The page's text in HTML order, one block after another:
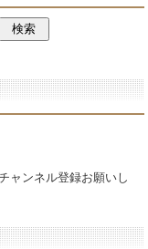
ャンネル登録お願いし